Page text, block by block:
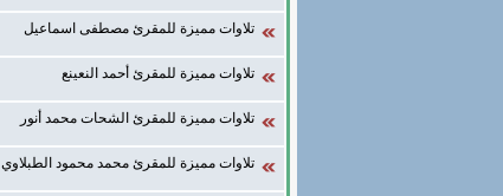
تلاوات مميزة للمقرئ مصطفى اسماعيل
تلاوات مميزة للمقرئ أحمد النعينع
تلاوات مميزة للمقرئ الشحات محمد أنور
تلاوات مميزة للمقرئ محمد محمود الطبلاوي